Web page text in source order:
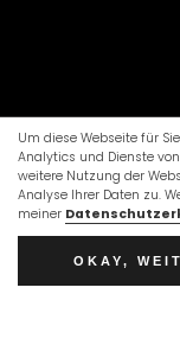
Um diese Webseite für
Analytics und Dienste
weitere Nutzung der
Analyse Ihrer Daten zu.
meiner
OKAY,